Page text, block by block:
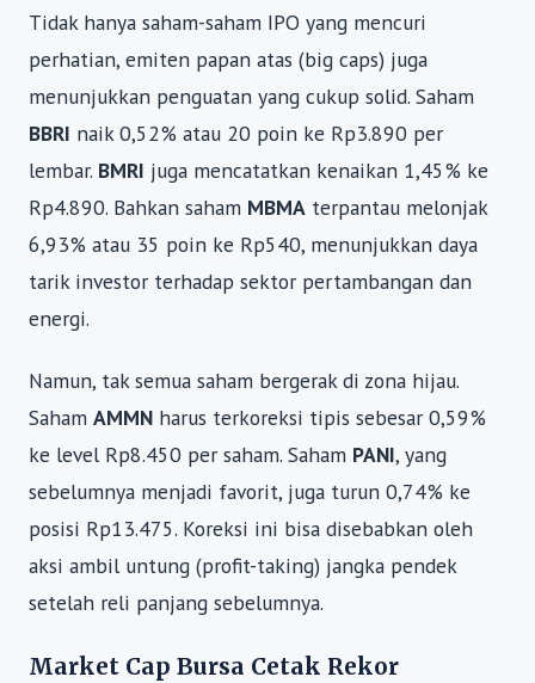
Tidak hanya saham-saham IPO yang mencuri
perhatian, emiten papan atas (big caps) juga
menunjukkan penguatan yang cukup solid. Saham
BBRI naik 0,52% atau 20 poin ke Rp3.890 per
lembar. BMRI juga mencatatkan kenaikan 1,45% ke
Rp4.890. Bahkan saham MBMA terpantau melonjak
6,93% atau 35 poin ke Rp540, menunjukkan daya
tarik investor terhadap sektor pertambangan dan
energi.
Namun, tak semua saham bergerak di zona hijau.
Saham AMMN harus terkoreksi tipis sebesar 0,59%
ke level Rp8.450 per saham. Saham PANI, yang
sebelumnya menjadi favorit, juga turun 0,74% ke
posisi Rp13.475. Koreksi ini bisa disebabkan oleh
aksi ambil untung (profit-taking) jangka pendek
setelah reli panjang sebelumnya.
Market Cap Bursa Cetak Rekor